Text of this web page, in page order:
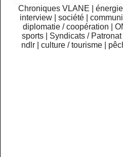
Chroniques VLANE
interview
|société |
diplomatie / coopération
sports
Syndicats / Patronat
ndlr
|culture / tourisme